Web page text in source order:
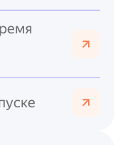
уволить
(ч.
уволиться